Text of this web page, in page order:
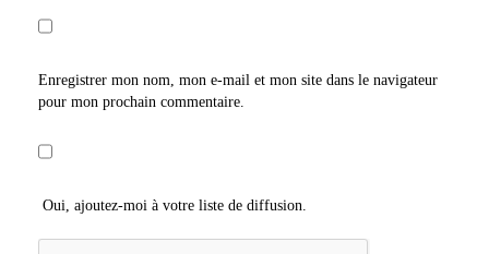
Enregistrer mon nom, mon e-mail et mon site dans le navigateur
pour mon prochain commentaire.
Oui, ajoutez-moi à votre liste de diffusion.